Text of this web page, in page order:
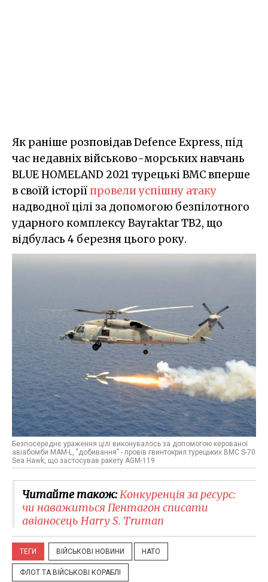
Як раніше розповідав Defence Express, під
час недавніх військово-морських навчань
BLUE HOMELAND 2021 турецькі ВМС вперше
в своїй історіїпровели успішну атаку
надводної цілі за допомогою безпілотного
ударного комплексу Bayraktar TB2, що
відбулась 4 березня цього року.
Безпосереднє ураження цілі виконувалось за допомогою керованої
авіабомби MAM-L, "добивання" - провів гвинтокрил турецьких ВМС S-70
Sea Hawk, що застосував ракету AGM-119
Читайте також:Конкуренція за ресурс:
чи наважиться Пентагон списати
авіаносець Harry S. Truman
ТЕГИ ВІЙСЬКОВІ НОВИНИ НАТО
ФЛОТ ТА ВІЙСЬКОВІ КОРАБЛІ